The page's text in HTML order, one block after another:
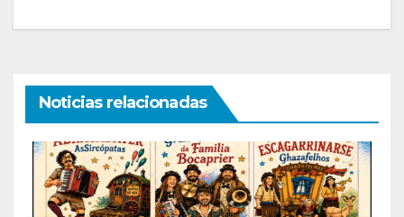
Noticias relacionadas